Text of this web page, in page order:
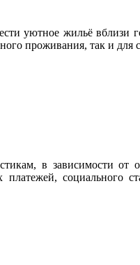
уютное жильё
проживания, так и для
в зависимости от
социального